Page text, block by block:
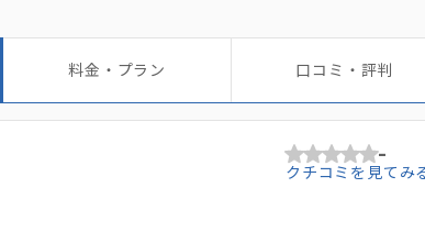
料金・プラン 口コミ・評判
-
クチコミを見てみ